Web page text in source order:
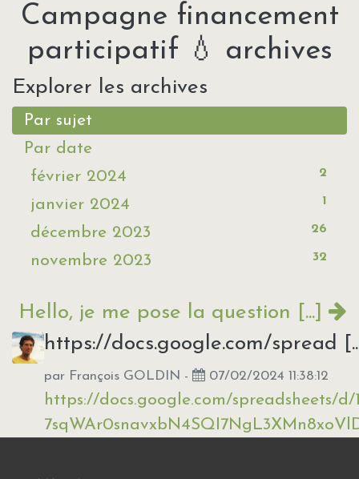
Campagne financement
participatif 💧 archives
Explorer les archives
Par sujet
Par date
février 2024
2
janvier 2024 1
décembre 2023 26
novembre 2023 32
Hello, je me pose la question [...]
https://docs.google.com/spread
par François GOLDIN - 07/02/2024 11:38:12
https://docs.google.com/spreadsheets/d/